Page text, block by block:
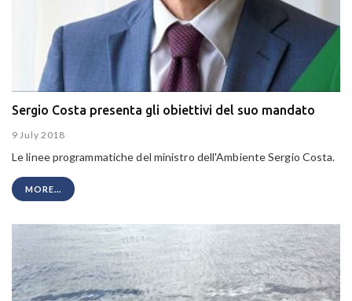
Sergio Costa presenta gli obiettivi del suo mandato
9 July 2018
Le linee programmatiche del ministro dell'Ambiente Sergio Costa.
MORE...